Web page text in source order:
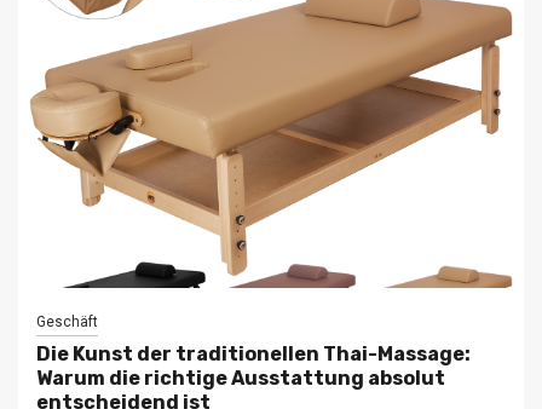
Geschäft
Die Kunst der traditionellen Thai-Massage:
Warum die richtige Ausstattung absolut
entscheidend ist